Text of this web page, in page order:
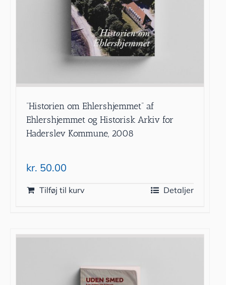
”Historien om Ehlershjemmet” af
Ehlershjemmet og Historisk Arkiv for
Haderslev Kommune, 2008
kr. 50.00
Tilføj til kurv Detaljer